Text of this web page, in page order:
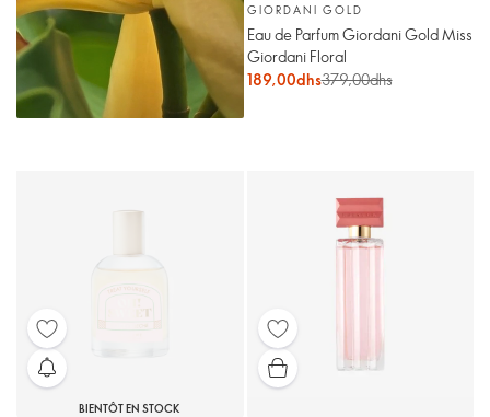
GIORDANI GOLD
Eau de Parfum Giordani Gold Miss
Giordani Floral
189,00dhs379,00dhs
BIENTÔT EN STOCK